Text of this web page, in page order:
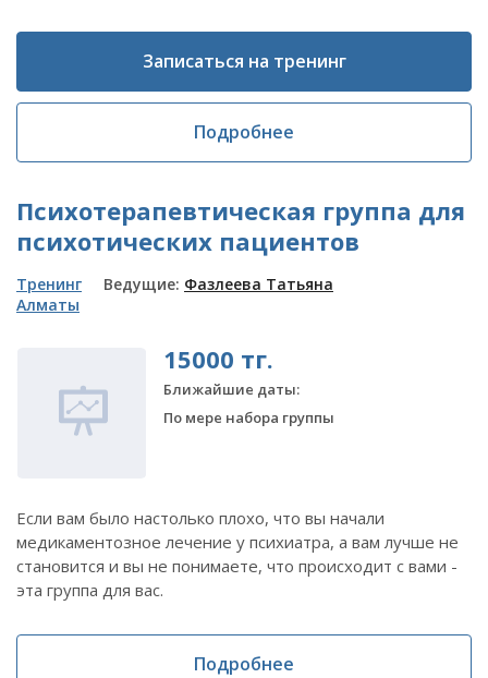
Записаться на тренинг
Подробнее
Психотерапевтическая группа для
психотических пациентов
Тренинг
Алматы
Ведущие: Фазлеева Татьяна
15000 тг.
Ближайшие даты:
По мере набора группы
Если вам было настолько плохо, что вы начали
медикаментозное лечение у психиатра, а вам лучше не
становится и вы не понимаете, что происходит с вами -
эта группа для вас.
Подробнее